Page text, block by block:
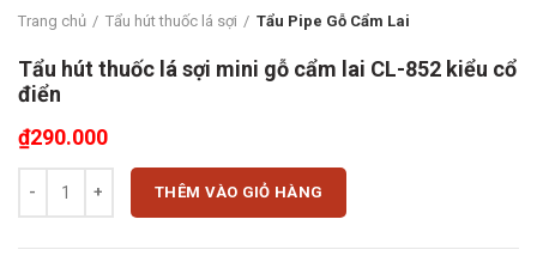
Trang chủ Tẩu hút thuốc lá sợi Tẩu Pipe Gỗ Cẩm Lai
Tẩu hút thuốc lá sợi mini gỗ cẩm lai CL-852 kiểu cổ
điển
₫290.000
Tẩu hút thuốc lá sợi mini gỗ cẩm lai CL-852 kiểu cổ điển số lượng
THÊM VÀO GIỎ HÀNG